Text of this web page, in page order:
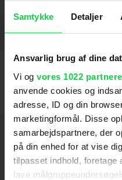
Samtykke Detaljer
Ansvarlig brug af dine
Vi og vores 1022 partnere
anvende cookies og
adresse, ID og din
marketingformål. Disse
samarbejdspartnere, der
på din enhed for at vise
tilpasset indhold, foretage
lave
SE
Hold